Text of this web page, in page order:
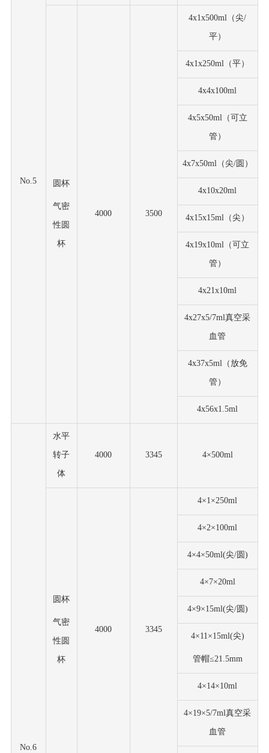
No.5 圆杯
气密
性圆
杯
4000 3500
4x1x500ml（尖/
平）
4x1x250ml（平）
4x4x100ml
4x5x50ml（可立
管）
4x7x50ml（尖/圆）
4x10x20ml
4x15x15ml（尖）
4x19x10ml（可立
管）
4x21x10ml
4x27x5/7ml真空采
血管
4x37x5ml（放免
管）
4x56x1.5ml
No.6
水平
转子
体
4000 3345 4×500ml
圆杯
气密
性圆
杯
4000 3345
4×1×250ml
4×2×100ml
4×4×50ml(尖/圆)
4×7×20ml
4×9×15ml(尖/圆)
4×11×15ml(尖)
管帽≤21.5mm
4×14×10ml
4×19×5/7ml真空采
血管